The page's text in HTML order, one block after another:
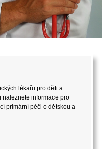
lékařů pro děti a
naleznete informace pro
primární péči o dětskou a